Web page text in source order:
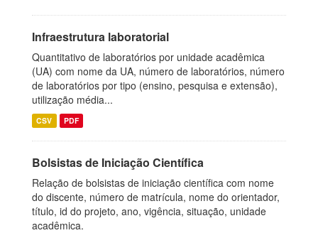
Infraestrutura laboratorial
Quantitativo de laboratórios por unidade acadêmica
(UA) com nome da UA, número de laboratórios, número
de laboratórios por tipo (ensino, pesquisa e extensão),
utilização média...
CSV PDF
Bolsistas de Iniciação Científica
Relação de bolsistas de iniciação científica com nome
do discente, número de matrícula, nome do orientador,
título, id do projeto, ano, vigência, situação, unidade
acadêmica.